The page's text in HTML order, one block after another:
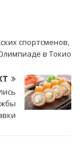
спортсменов,
в Токио